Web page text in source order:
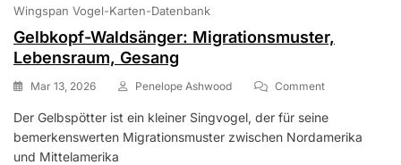
Wingspan Vogel-Karten-Datenbank
Gelbkopf-Waldsänger: Migrationsmuster,
Lebensraum, Gesang
Mar 13, 2026 Penelope Ashwood CommentOn
Waldsänger:
Der Gelbspötter ist ein kleiner Singvogel, der für seine
bemerkenswerten Migrationsmuster zwischen Nordamerika
und Mittelamerika